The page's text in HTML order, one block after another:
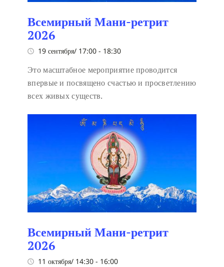
Всемирный Мани-ретрит
2026
19 сентября/ 17:00 - 18:30
Это масштабное мероприятие проводится
впервые и посвящено счастью и просветлению
всех живых существ.
Всемирный Мани-ретрит
2026
11 октября/ 14:30 - 16:00